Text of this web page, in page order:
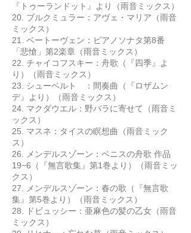
『トゥーランドット』より（雨音ミックス）
20. ブルクミュラー：アヴェ・マリア（雨音
ミックス）
21. ベートーヴェン：ピアノソナタ第8番
「悲愴」第2楽章（雨音ミックス）
22. チャイコフスキー：舟歌（『四季』よ
り）（雨音ミックス）
23. シューベルト ：間奏曲（『ロザムン
デ』より）（雨音ミックス）
24. マクダウエル：野バラに寄せて（雨音ミ
ックス）
25. マスネ：タイスの瞑想曲（雨音ミック
ス）
26. メンデルスゾーン：ベニスの舟歌 作品
19−6（『無言歌集』第1巻より）（雨音ミッ
クス）
27. メンデルスゾーン：春の歌（『無言歌
集』第5巻より）（雨音ミックス）
28. ドビュッシー：亜麻色の髪の乙女（雨音
ミックス）